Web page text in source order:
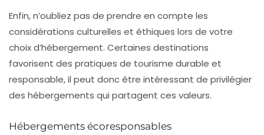
Enfin, n’oubliez pas de prendre en compte les
considérations culturelles et éthiques lors de votre
choix d’hébergement. Certaines destinations
favorisent des pratiques de tourisme durable et
responsable, il peut donc être intéressant de privilégier
des hébergements qui partagent ces valeurs.
Hébergements écoresponsables